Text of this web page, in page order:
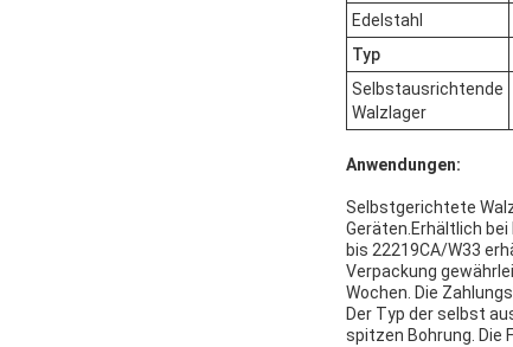
Edelstahl
Typ
Selbstausrichtende
Walzlager
Anwendungen:
Selbstgerichtete
Geräten.Erhältlich bei
bis 22219CA/W33
Verpackung
Wochen. Die
Der Typ der selbst
spitzen Bohrung. Die